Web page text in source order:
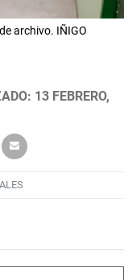
archivo. IÑIGO
13 FEBRERO,